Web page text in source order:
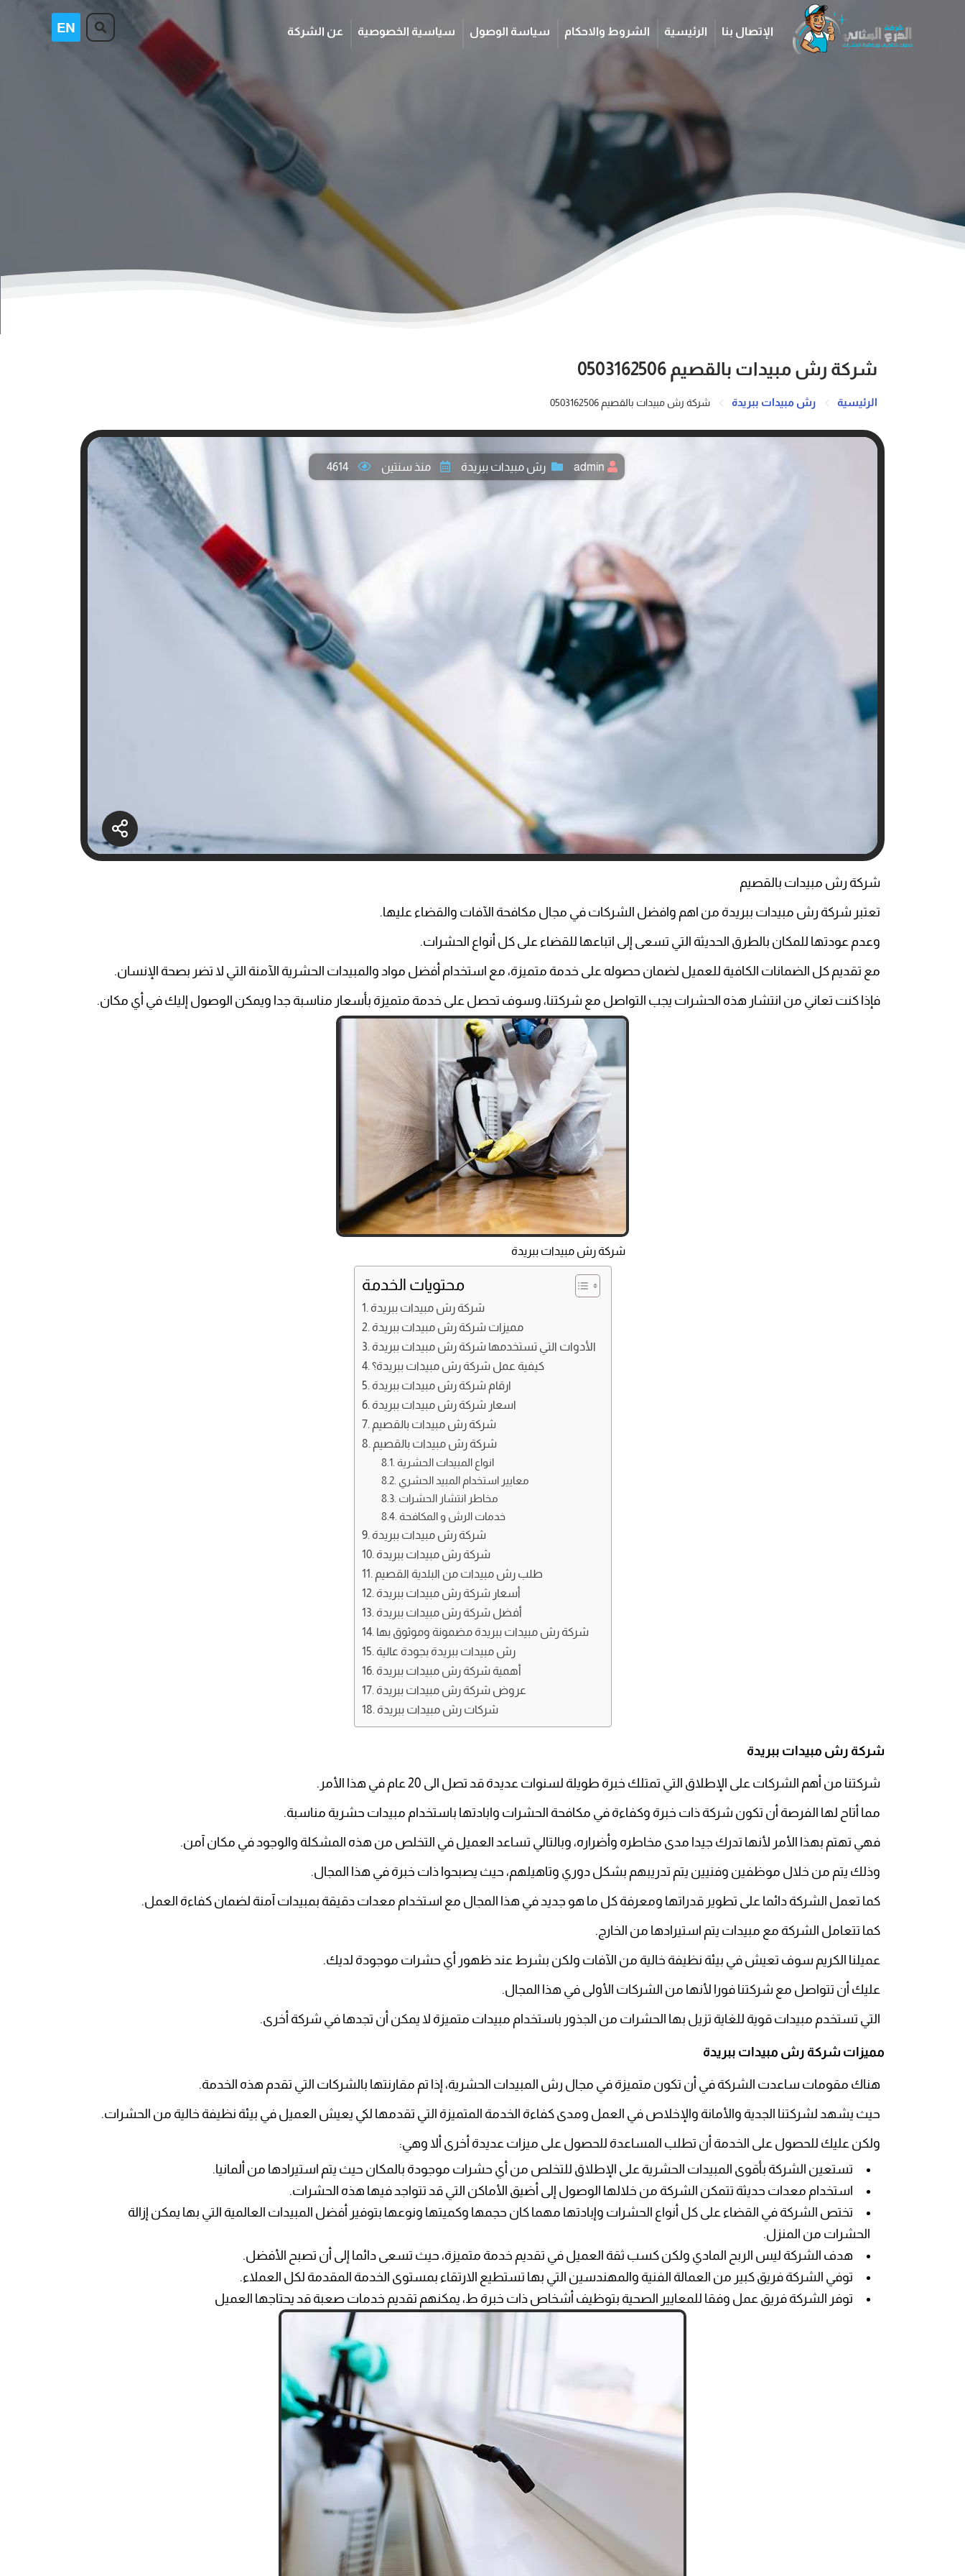
الإتصال بنا الرئيسية الشروط والاحكام سياسة الوصول سياسية الخصوصية عن الشركة
شركة رش مبيدات بالقصيم 0503162506
الرئيسية رش مبيدات ببريدة شركة رش مبيدات بالقصيم 0503162506
admin رش مبيدات ببريدة منذ سنتين
شركة رش مبيدات بالقصيم
تعتبر شركة رش مبيدات ببريدة من اهم وافضل الشركات في مجال مكافحة الآفات والقضاء عليها.
وعدم عودتها للمكان بالطرق الحديثة التي تسعى إلى اتباعها للقضاء على كل أنواع الحشرات.
مع تقديم كل الضمانات الكافية للعميل لضمان حصوله على خدمة متميزة، مع استخدام أفضل مواد والمبيدات الحشرية الآمنة التي لا تضر بصحة الإنسان.
فإذا كنت تعاني من انتشار هذه الحشرات يجب التواصل مع شركتنا، وسوف تحصل على خدمة متميزة بأسعار مناسبة جدا ويمكن الوصول إليك في أي مكان.
شركة رش مبيدات ببريدة
محتويات الخدمة
شركة رش مبيدات ببريدة
مميزات شركة رش مبيدات ببريدة
الأدوات التي تستخدمها شركة رش مبيدات ببريدة
كيفية عمل شركة رش مبيدات ببريدة؟
ارقام شركة رش مبيدات ببريدة
اسعار شركة رش مبيدات ببريدة
شركة رش مبيدات بالقصيم
شركة رش مبيدات بالقصيم
انواع المبيدات الحشرية
معايير استخدام المبيد الحشري
مخاطر انتشار الحشرات
خدمات الرش و المكافحة
شركة رش مبيدات ببريدة
شركة رش مبيدات ببريدة
أسعار شركة رش مبيدات ببريدة
أفضل شركة رش مبيدات ببريدة
شركة رش مبيدات ببريدة مضمونة وموثوق بها
رش مبيدات ببريدة بجودة عالية
أهمية شركة رش مبيدات ببريدة
عروض شركة رش مبيدات ببريدة
شركات رش مبيدات ببريدة
شركة رش مبيدات ببريدة
شركتنا من أهم الشركات على الإطلاق التي تمتلك خبرة طويلة لسنوات عديدة قد تصل الى 20 عام في هذا الأمر.
مما أتاح لها الفرصة أن تكون شركة ذات خبرة وكفاءة في مكافحة الحشرات وابادتها باستخدام مبيدات حشرية مناسبة.
فهي تهتم بهذا الأمر لأنها تدرك جيدا مدى مخاطره وأضراره، وبالتالي تساعد العميل في التخلص من هذه المشكلة والوجود في مكان آمن.
وذلك يتم من خلال موظفين وفنيين يتم تدريبهم بشكل دوري وتاهيلهم، حيث يصبحوا ذات خبرة في هذا المجال.
كما تعمل الشركة دائما على تطوير قدراتها ومعرفة كل ما هو جديد في هذا المجال مع استخدام معدات دقيقة بمبيدات آمنة لضمان كفاءة العمل.
كما تتعامل الشركة مع مبيدات يتم استيرادها من الخارج.
عميلنا الكريم سوف تعيش في بيئة نظيفة خالية من الآفات ولكن بشرط عند ظهور أي حشرات موجودة لديك.
عليك أن تتواصل مع شركتنا فورا لأنها من الشركات الأولى في هذا المجال.
التي تستخدم مبيدات قوية للغاية تزيل بها الحشرات من الجذور باستخدام مبيدات متميزة لا يمكن أن تجدها في شركة أخرى.
مميزات شركة رش مبيدات ببريدة
هناك مقومات ساعدت الشركة في أن تكون متميزة في مجال رش المبيدات الحشرية، إذا تم مقارنتها بالشركات التي تقدم هذه الخدمة.
حيث يشهد لشركتنا الجدية والأمانة والإخلاص في العمل ومدى كفاءة الخدمة المتميزة التي تقدمها لكي يعيش العميل في بيئة نظيفة خالية من الحشرات.
ولكن عليك للحصول على الخدمة أن تطلب المساعدة للحصول على ميزات عديدة أخرى ألا وهي:
تستعين الشركة بأقوى المبيدات الحشرية على الإطلاق للتخلص من أي حشرات موجودة بالمكان حيث يتم استيرادها من ألمانيا.
استخدام معدات حديثة تتمكن الشركة من خلالها الوصول إلى أضيق الأماكن التي قد تتواجد فيها هذه الحشرات.
تختص الشركة في القضاء على كل أنواع الحشرات وإبادتها مهما كان حجمها وكميتها ونوعها بتوفير أفضل المبيدات العالمية التي بها يمكن إزالة
الحشرات من المنزل.
هدف الشركة ليس الربح المادي ولكن كسب ثقة العميل في تقديم خدمة متميزة، حيث تسعى دائما إلى أن تصبح الأفضل.
توفي الشركة فريق كبير من العمالة الفنية والمهندسين التي بها تستطيع الارتقاء بمستوى الخدمة المقدمة لكل العملاء.
توفر الشركة فريق عمل وفقا للمعايير الصحية بتوظيف أشخاص ذات خبرة ط، يمكنهم تقديم خدمات صعبة قد يحتاجها العميل